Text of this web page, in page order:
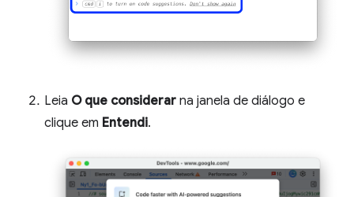
Leia O que considerar na janela de diálogo e
clique em Entendi.